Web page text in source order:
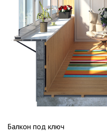
Балкон под ключ